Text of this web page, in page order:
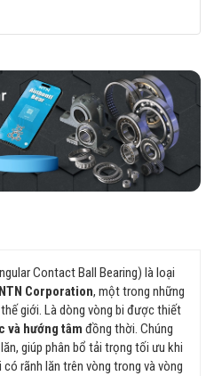
Contact Ball Bearing) là loại
NTN Corporation, một trong những
giới. Là dòng vòng bi được thiết
và hướng tâm đồng thời. Chúng
giúp phân bổ tải trọng tối ưu khi
rãnh lăn trên vòng trong và vòng